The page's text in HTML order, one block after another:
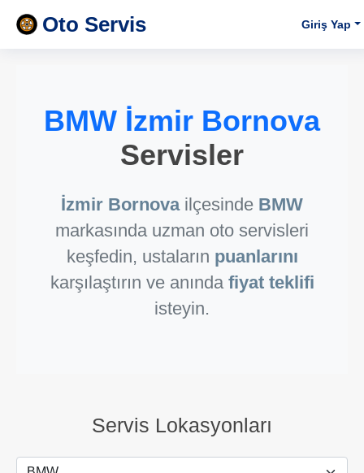
Oto Servis Giriş Yap
BMW İzmir Bornova
Servisler
İzmir Bornovailçesinde BMW
markasında uzman oto servisleri
keşfedin, ustaların puanlarını
karşılaştırın ve anında fiyat teklifi
isteyin.
Servis Lokasyonları